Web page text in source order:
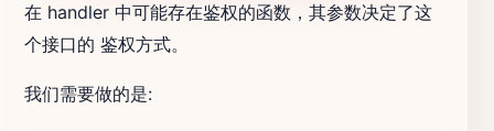
在 handler 中可能存在鉴权的函数，其参数决定了这
个接口的 鉴权方式。
我们需要做的是: